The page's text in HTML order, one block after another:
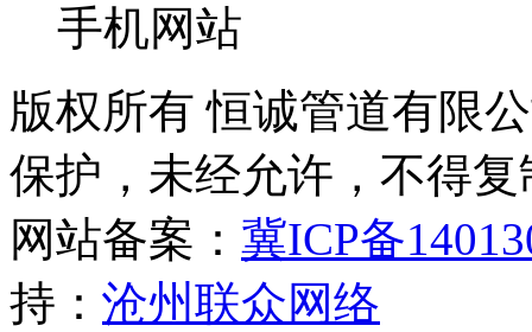
手机网站
版权所有 恒诚管道有限
保护，未经允许，不得
网站备案： 冀ICP备
持： 沧州联众网络